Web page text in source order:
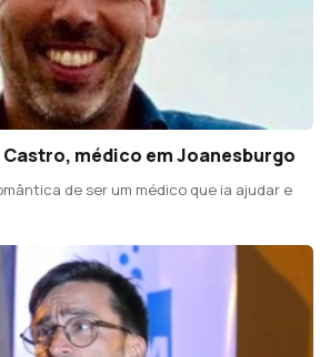
médico em Joanesburgo
de ser um médico que ia ajudar e